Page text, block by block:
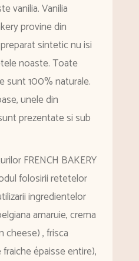
vanilia. Vanilia
provine din
sintetic nu isi
noaste. Toate
sunt 100% naturale.
unele din
prezentate si sub
FRENCH BAKERY
folosirii retetelor
ingredientelor
amaruie, crema
cheese) , frisca
épaisse entire),